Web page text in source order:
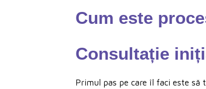
Cum este
Consultație
Primul pas pe care îl faci este să